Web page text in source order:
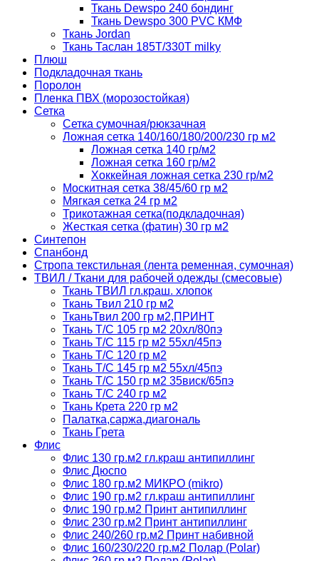
Ткань Dewspo 240 бондинг
Ткань Dewspo 300 PVC КМФ
Ткань Jordan
Ткань Таслан 185T/330T milky
Плюш
Подкладочная ткань
Поролон
Пленка ПВХ (морозостойкая)
Сетка
Сетка сумочная/рюкзачная
Ложная сетка 140/160/180/200/230 гр м2
Ложная сетка 140 гр/м2
Ложная сетка 160 гр/м2
Хоккейная ложная сетка 230 гр/м2
Москитная сетка 38/45/60 гр м2
Мягкая сетка 24 гр м2
Трикотажная сетка(подкладочная)
Жесткая сетка (фатин) 30 гр м2
Синтепон
Спанбонд
Стропа текстильная (лента ременная, сумочная)
ТВИЛ / Ткани для рабочей одежды (смесовые)
Ткань ТВИЛ гл.краш. хлопок
Ткань Твил 210 гр м2
ТканьТвил 200 гр м2,ПРИНТ
Ткань Т/C 105 гр м2 20хл/80пэ
Ткань Т/C 115 гр м2 55хл/45пэ
Ткань Т/C 120 гр м2
Ткань Т/C 145 гр м2 55хл/45пэ
Ткань Т/C 150 гр м2 35виск/65пэ
Ткань Т/C 240 гр м2
Ткань Крета 220 гр м2
Палатка,саржа,диагональ
Ткань Грета
Флис
Флис 130 гр.м2 гл.краш антипиллинг
Флис Дюспо
Флис 180 гр.м2 МИКРО (mikro)
Флис 190 гр.м2 гл.краш антипиллинг
Флис 190 гр.м2 Принт антипиллинг
Флис 230 гр.м2 Принт антипиллинг
Флис 240/260 гр.м2 Принт набивной
Флис 160/230/220 гр.м2 Полар (Polar)